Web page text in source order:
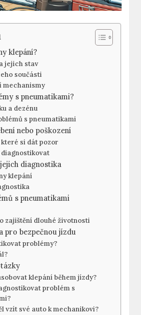
klepání?
jejich stav
součásti
mechanismy
s pneumatikami?
a dezénu
s pneumatikami
nebo poškození
které si dát pozor
diagnostikovat
diagnostika
klepání
s pneumatikami
zajištění dlouhé životnosti
pro bezpečnou jízdu
problémy?
klepání během jízdy?
problém s
vzít své auto k mechanikovi?